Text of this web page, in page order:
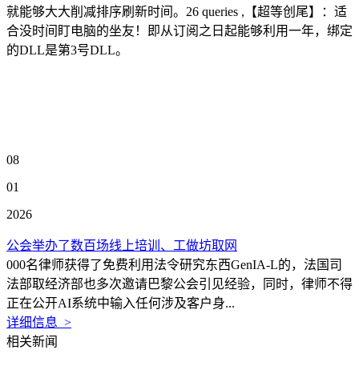
就能够大大削减排序刷新时间。26 queries ,【超等创尾】：适
合没时间盯电脑的坐友！即从订阅之日起能够利用一年，绑定
的DLL是第3号DLL。
08
01
2026
公会举办了数百场线上培训、工做坊取网
000名律师获得了免费利用法令研究东西GenIA-L的，法国司
法部取经济部也多次邀请巴黎公会引见经验，同时，律师不得
正在公开AI系统中输入任何涉及客户身...
详细信息 >
相关新闻